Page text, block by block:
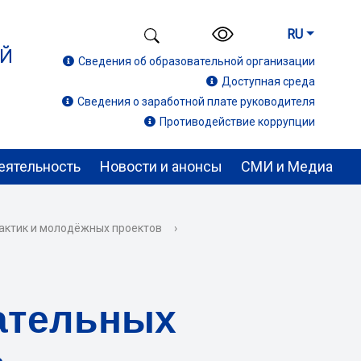
RU
Сведения об образовательной организации
Доступная среда
Сведения о заработной плате руководителя
Противодействие коррупции
Новости и анонсы СМИ и Медиа
и молодёжных проектов ›